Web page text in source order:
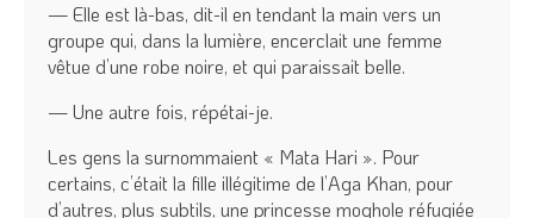
— Elle est là-bas, dit-il en tendant la main vers un
groupe qui, dans la lumière, encerclait une femme
vêtue d’une robe noire, et qui paraissait belle.
— Une autre fois, répétai-je.
Les gens la surnommaient « Mata Hari ». Pour
certains, c’était la fille illégitime de l’Aga Khan, pour
d’autres, plus subtils, une princesse moghole réfugiée